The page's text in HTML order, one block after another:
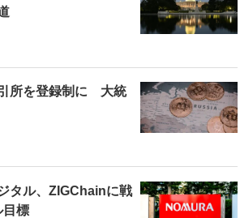
所を登録制に 大統
タル、ZIGChainに戦
標